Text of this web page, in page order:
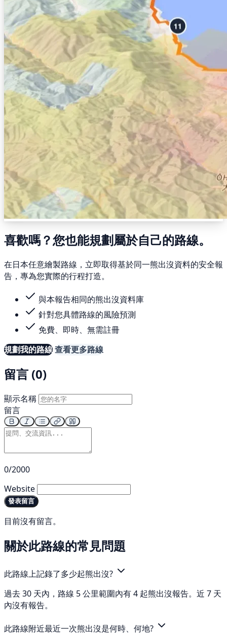
喜歡嗎？您也能規劃屬於自己的路線。
在日本任意繪製路線，立即取得基於同一熊出沒資料的安全報
告，專為您實際的行程打造。
與本報告相同的熊出沒資料庫
針對您具體路線的風險預測
免費、即時、無需註冊
規劃我的路線查看更多路線
留言 (0)
顯示名稱
留言
0/2000
Website
發表留言
目前沒有留言。
關於此路線的常見問題
此路線上記錄了多少起熊出沒?
過去 30 天內，路線 5 公里範圍內有 4 起熊出沒報告。近 7 天
內沒有報告。
此路線附近最近一次熊出沒是何時、何地?